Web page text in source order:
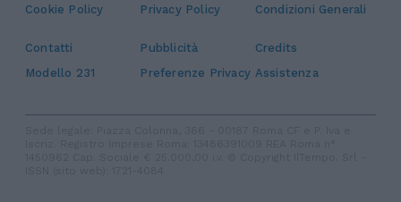
Cookie Policy Privacy Policy Condizioni Generali
Contatti Pubblicità
Credits
Modello 231
Preferenze Privacy Assistenza